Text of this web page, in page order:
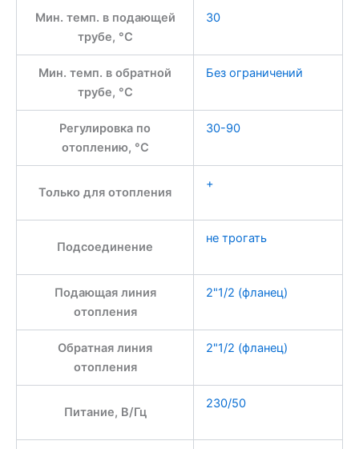
Мин. темп. в подающей
трубе, °C
30
Мин. темп. в обратной
трубе, °С
Без ограничений
Регулировка по
отоплению, °С
30-90
Только для отопления
+
Подсоединение
не трогать
Подающая линия
отопления
2"1/2 (фланец)
Обратная линия
отопления
2"1/2 (фланец)
Питание, В/Гц
230/50